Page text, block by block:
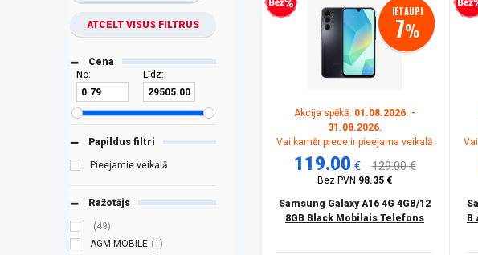
ATCELT VISUS FILTRUS
Cena
No:
Līdz:
Papildus filtri
Pieejamie veikalā
Ražotājs
(49)
AGM MOBILE (1)
Bezprocentu kredīts IETAUPI
7%
Akcija spēkā: 01.08.2026. -
31.08.2026.
Vai kamēr prece ir pieejama veikalā
119.00 € 129.00 €
Bez PVN 98.35 €
Samsung Galaxy A16 4G 4GB/12
8GB Black Mobilais Telefons
B